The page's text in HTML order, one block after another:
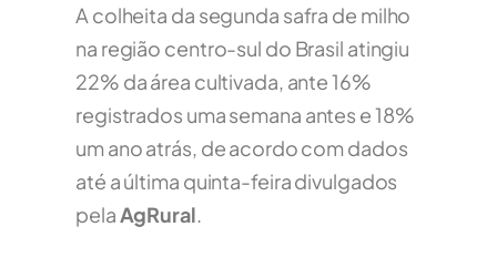
A colheita da segunda safra de milho
na região centro-sul do Brasil atingiu
22% da ⁠área cultivada, ante ‌16%
registrados uma semana antes e 18%
‌um ano ‌atrás, de acordo ⁠com dados
até a última quinta-feira divulgados
pelaAgRural.